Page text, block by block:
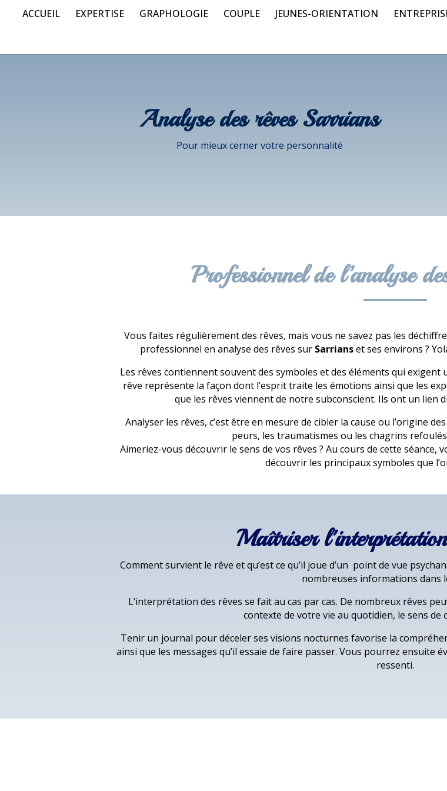
ACCUEIL EXPERTISE GRAPHOLOGIE COUPLE JEUNES-ORIENTATION
Analyse des rêves Sarrians
Pour mieux cerner votre personnalité
Professionnel de l’analyse
Vous faites régulièrement des rêves, mais vous ne savez pas les
professionnel en analyse des rêves sur Sarrianset ses environs ?
Les rêves contiennent souvent des symboles et des éléments qui
rêve représente la façon dont l’esprit traite les émotions ainsi que les
que les rêves viennent de notre subconscient. Ils ont un lien
Analyser les rêves, c’est être en mesure de cibler la cause ou l’origine
peurs, les traumatismes ou les chagrins
Aimeriez-vous découvrir le sens de vos rêves ? Au cours de cette séance,
découvrir les principaux symboles que
Maîtriser l'interprétation
Comment survient le rêve et qu’est ce qu’il joue d’un point de vue
nombreuses informations dans
L’interprétation des rêves se fait au cas par cas. De nombreux rêves
contexte de votre vie au quotidien, le sens de
Tenir un journal pour déceler ses visions nocturnes favorise la
ainsi que les messages qu’il essaie de faire passer. Vous pourrez
ressenti.